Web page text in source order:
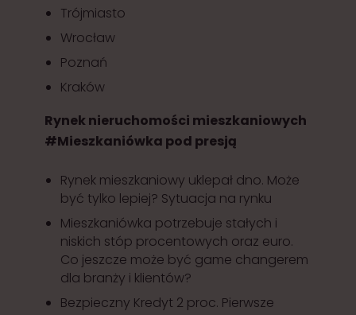
Trójmiasto
Wrocław
Poznań
Kraków
Rynek nieruchomości mieszkaniowych
#Mieszkaniówka pod presją
Rynek mieszkaniowy uklepał dno. Może
być tylko lepiej? Sytuacja na rynku
Mieszkaniówka potrzebuje stałych i
niskich stóp procentowych oraz euro.
Co jeszcze może być game changerem
dla branży i klientów?
Bezpieczny Kredyt 2 proc. Pierwsze